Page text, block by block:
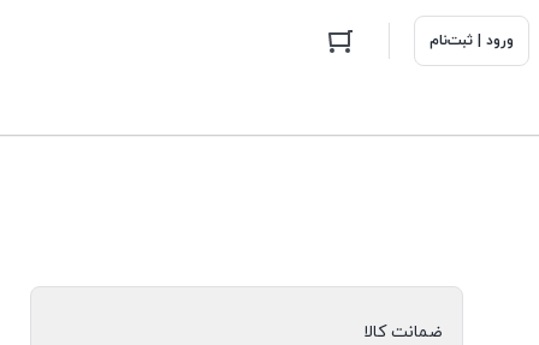
ورود | ثبت‌نام
ضمانت کالا